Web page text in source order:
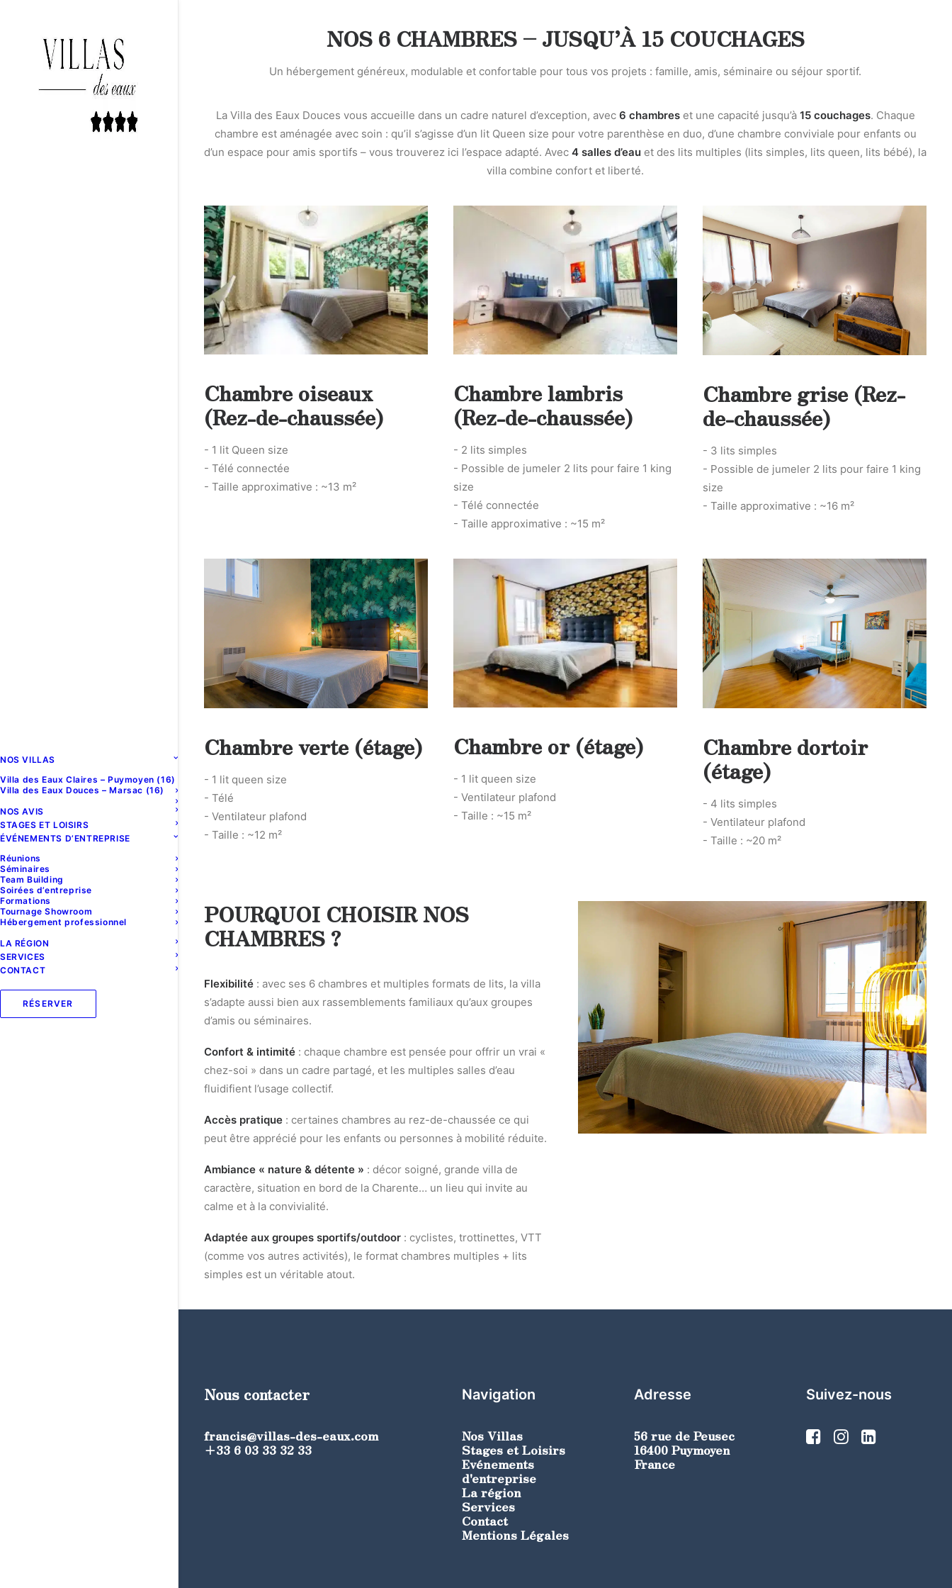
NOS VILLAS
Villa des Eaux Claires – Puymoyen (16)
Villa des Eaux Douces – Marsac (16)
NOS AVIS
STAGES ET LOISIRS
ÉVÉNEMENTS D’ENTREPRISE
Réunions
Séminaires
Team Building
Soirées d’entreprise
Formations
Tournage Showroom
Hébergement professionnel
LA RÉGION
SERVICES
CONTACT
RÉSERVER
NOS 6 CHAMBRES – JUSQU’À 15 COUCHAGES
Un hébergement généreux, modulable et confortable pour tous vos projets : famille, amis, séminaire ou séjour sportif.
La Villa des Eaux Douces vous accueille dans un cadre naturel d’exception, avec 6 chambreset une capacité jusqu’à 15 couchages. Chaque
chambre est aménagée avec soin : qu’il s’agisse d’un lit Queen size pour votre parenthèse en duo, d’une chambre conviviale pour enfants ou
d’un espace pour amis sportifs – vous trouverez ici l’espace adapté. Avec 4 salles d’eau et des lits multiples (lits simples, lits queen, lits bébé), la
villa combine confort et liberté.
Chambre oiseaux
(Rez-de-chaussée)
- 1 lit Queen size
- Télé connectée
- Taille approximative : ~13 m²
Chambre lambris
(Rez-de-chaussée)
- 2 lits simples
- Possible de jumeler 2 lits pour faire 1 king
size
- Télé connectée
- Taille approximative : ~15 m²
Chambre grise (Rez-
de-chaussée)
- 3 lits simples
- Possible de jumeler 2 lits pour faire 1 king
size
- Taille approximative : ~16 m²
Chambre verte (étage)
- 1 lit queen size
- Télé
- Ventilateur plafond
- Taille : ~12 m²
Chambre or (étage)
- 1 lit queen size
- Ventilateur plafond
- Taille : ~15 m²
Chambre dortoir
(étage)
- 4 lits simples
- Ventilateur plafond
- Taille : ~20 m²
POURQUOI CHOISIR NOS
CHAMBRES ?
Flexibilité : avec ses 6 chambres et multiples formats de lits, la villa
s’adapte aussi bien aux rassemblements familiaux qu’aux groupes
d’amis ou séminaires.
Confort & intimité : chaque chambre est pensée pour offrir un vrai «
chez-soi » dans un cadre partagé, et les multiples salles d’eau
fluidifient l’usage collectif.
Accès pratique : certaines chambres au rez-de-chaussée ce qui
peut être apprécié pour les enfants ou personnes à mobilité réduite.
Ambiance « nature & détente » : décor soigné, grande villa de
caractère, situation en bord de la Charente… un lieu qui invite au
calme et à la convivialité.
Adaptée aux groupes sportifs/outdoor : cyclistes, trottinettes, VTT
(comme vos autres activités), le format chambres multiples + lits
simples est un véritable atout.
Nous contacter
francis@villas-des-eaux.com
+33 6 03 33 32 33
Navigation
Nos Villas
Stages et Loisirs
Evénements
d'entreprise
La région
Services
Contact
Mentions Légales
Adresse
56 rue de Peusec
16400 Puymoyen
France
Suivez-nous